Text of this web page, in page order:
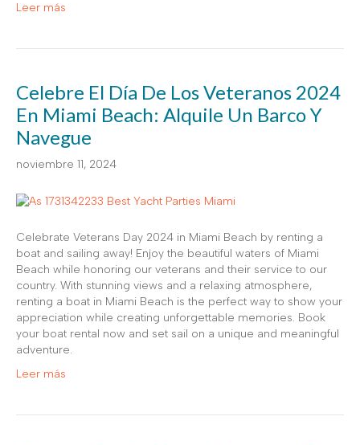
Leer más
Celebre El Día De Los Veteranos 2024
En Miami Beach: Alquile Un Barco Y
Navegue
noviembre 11, 2024
Celebrate Veterans Day 2024 in Miami Beach by renting a
boat and sailing away! Enjoy the beautiful waters of Miami
Beach while honoring our veterans and their service to our
country. With stunning views and a relaxing atmosphere,
renting a boat in Miami Beach is the perfect way to show your
appreciation while creating unforgettable memories. Book
your boat rental now and set sail on a unique and meaningful
adventure.
Leer más